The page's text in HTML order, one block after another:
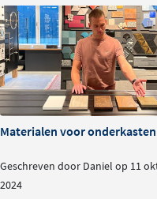
Materialen voor
Geschreven door Daniel op 11
2024